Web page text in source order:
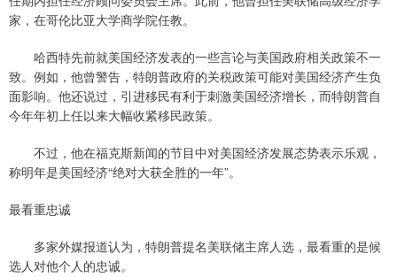
家，在哥伦比亚大学商学院任教。
哈西特先前就美国经济发表的一些言论与美国政府相关政策不一
致。例如，他曾警告，特朗普政府的关税政策可能对美国经济产生负
面影响。他还说过，引进移民有利于刺激美国经济增长，而特朗普自
今年年初上任以来大幅收紧移民政策。
不过，他在福克斯新闻的节目中对美国经济发展态势表示乐观，
称明年是美国经济“绝对大获全胜的一年”。
最看重忠诚
多家外媒报道认为，特朗普提名美联储主席人选，最看重的是候
选人对他个人的忠诚。